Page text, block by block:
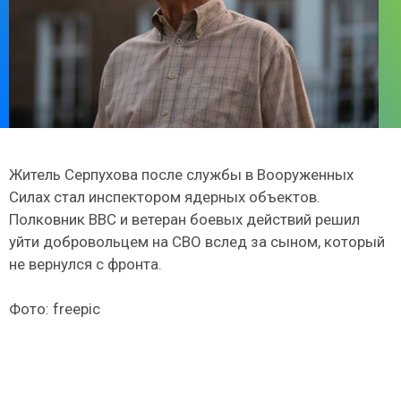
Житель Серпухова после службы в Вооруженных
Силах стал инспектором ядерных объектов.
Полковник ВВС и ветеран боевых действий решил
уйти добровольцем на СВО вслед за сыном, который
не вернулся с фронта.
Фото: freepic